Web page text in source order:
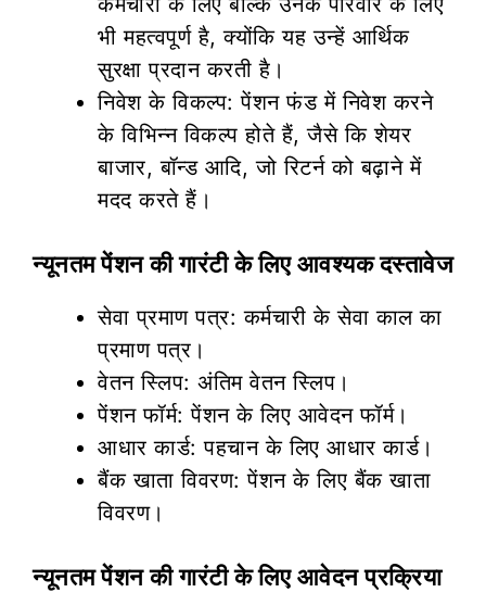
भी महत्वपूर्ण है, क्योंकि यह उन्हें आर्थिक
सुरक्षा प्रदान करती है।
निवेश के विकल्प: पेंशन फंड में निवेश करने
के विभिन्न विकल्प होते हैं, जैसे कि शेयर
बाजार, बॉन्ड आदि, जो रिटर्न को बढ़ाने में
मदद करते हैं।
न्यूनतम पेंशन की गारंटी के लिए आवश्यक दस्तावेज
सेवा प्रमाण पत्र: कर्मचारी के सेवा काल का
प्रमाण पत्र।
वेतन स्लिप: अंतिम वेतन स्लिप।
पेंशन फॉर्म: पेंशन के लिए आवेदन फॉर्म।
आधार कार्ड: पहचान के लिए आधार कार्ड।
बैंक खाता विवरण: पेंशन के लिए बैंक खाता
विवरण।
न्यूनतम पेंशन की गारंटी के लिए आवेदन प्रक्रिया